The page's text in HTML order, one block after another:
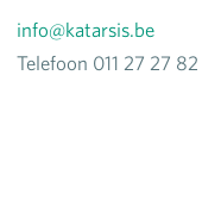
info@katarsis.be
Telefoon 011 27 27 82